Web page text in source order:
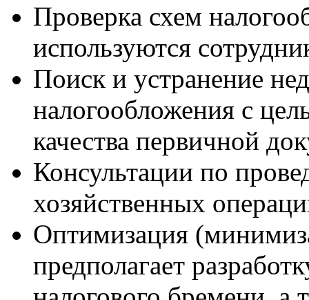
Проверка схем
используются
Поиск и устранение
налогообложения с
качества первичной
Консультации по
хозяйственных
Оптимизация
предполагает